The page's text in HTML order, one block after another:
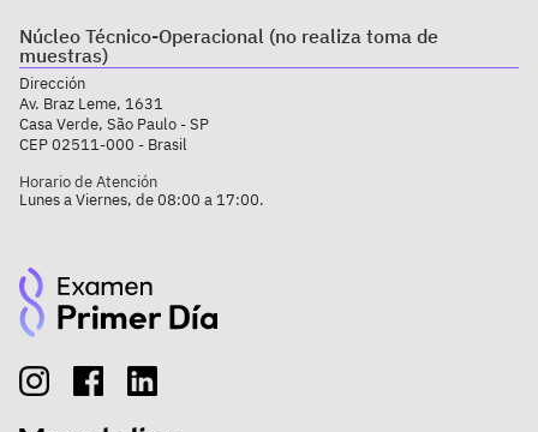
Núcleo Técnico-Operacional (no realiza toma de
muestras)
Dirección
Av. Braz Leme, 1631
Casa Verde, São Paulo - SP
CEP 02511-000 - Brasil
Horario de Atención
Lunes a Viernes, de 08:00 a 17:00.